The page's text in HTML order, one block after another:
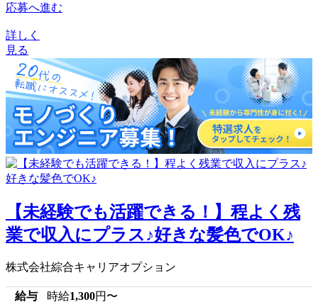
応募へ進む
詳しく
見る
【未経験でも活躍できる！】程よく残
業で収入にプラス♪好きな髪色でOK♪
株式会社綜合キャリアオプション
給与 時給1,300円〜